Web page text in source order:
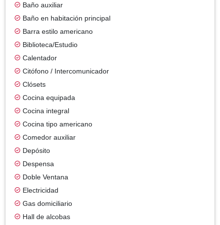
Baño auxiliar
Baño en habitación principal
Barra estilo americano
Biblioteca/Estudio
Calentador
Citófono / Intercomunicador
Clósets
Cocina equipada
Cocina integral
Cocina tipo americano
Comedor auxiliar
Depósito
Despensa
Doble Ventana
Electricidad
Gas domiciliario
Hall de alcobas